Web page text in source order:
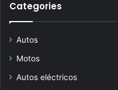
Categories
Autos
Motos
Autos eléctricos